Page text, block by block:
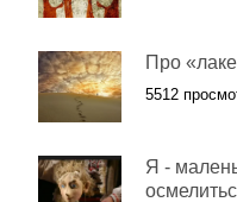
Про
5512
Я -